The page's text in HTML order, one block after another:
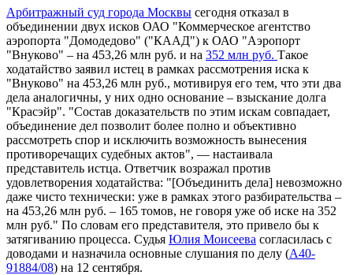
Арбитражный суд города Москвы сегодня отказал в
объединении двух исков ОАО "Коммерческое агентство
аэропорта "Домодедово" ("КААД") к ОАО "Аэропорт
"Внуково" – на 453,26 млн руб. и на 352 млн руб. Такое
ходатайство заявил истец в рамках рассмотрения иска к
"Внуково" на 453,26 млн руб., мотивируя его тем, что эти два
дела аналогичны, у них одно основание – взыскание долга
"Красэйр". "Состав доказательств по этим искам совпадает,
объединение дел позволит более полно и объективно
рассмотреть спор и исключить возможность вынесения
противоречащих судебных актов", — настаивала
представитель истца. Ответчик возражал против
удовлетворения ходатайства: "[Объединить дела] невозможно
даже чисто технически: уже в рамках этого разбирательства –
на 453,26 млн руб. – 165 томов, не говоря уже об иске на 352
млн руб." По словам его представителя, это привело бы к
затягиванию процесса. Судья Юлия Моисеева согласилась с
доводами и назначила основные слушания по делу (А40-
91884/08) на 12 сентября.